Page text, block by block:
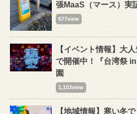
張MaaS（マース）実
677view
【イベント情報】大
で開催中！『台湾祭
園
1,103view
【地域情報】寒い冬